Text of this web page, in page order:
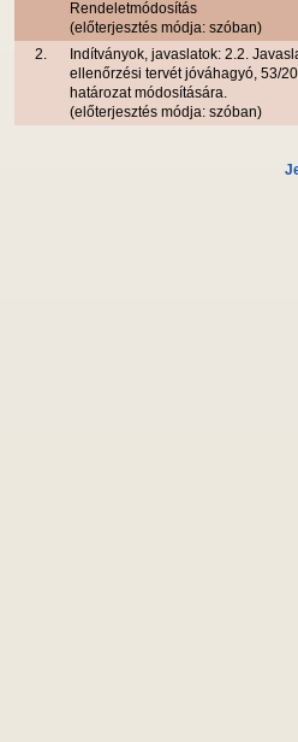
Rendeletmódosítás
(előterjesztés módja: szóban)
2.
Indítványok, javaslatok: 2.2.
ellenőrzési tervét jóváhagyó, 53/
határozat módosítására.
(előterjesztés módja: szóban)